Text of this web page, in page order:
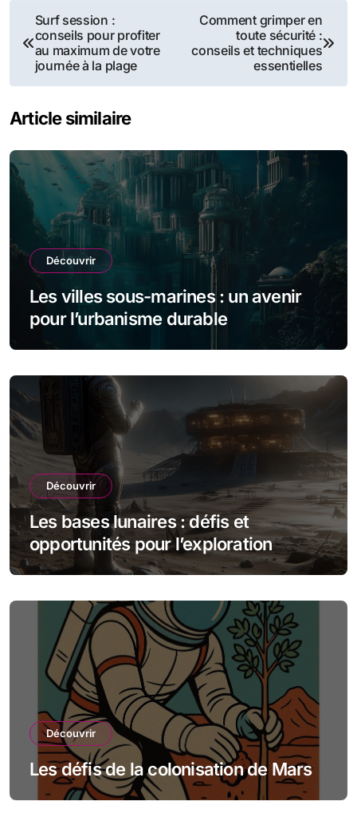
Navigation
de
l’article
Surf session :
conseils pour profiter
au maximum de votre
journée à la plage
Comment grimper en
toute sécurité :
conseils et techniques
essentielles
Article similaire
Découvrir
Les villes sous-marines : un avenir
pour l’urbanisme durable
Découvrir
Les bases lunaires : défis et
opportunités pour l’exploration
spatiale
Découvrir
Les défis de la colonisation de Mars